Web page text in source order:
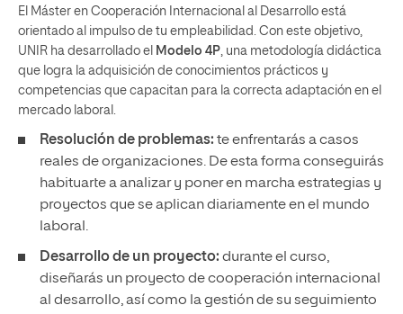
El Máster en Cooperación Internacional al Desarrollo está
orientado al impulso de tu empleabilidad. Con este objetivo,
UNIR ha desarrollado el Modelo 4P, una metodología didáctica
que logra la adquisición de conocimientos prácticos y
competencias que capacitan para la correcta adaptación en el
mercado laboral.
Resolución de problemas: te enfrentarás a casos
reales de organizaciones. De esta forma conseguirás
habituarte a analizar y poner en marcha estrategias y
proyectos que se aplican diariamente en el mundo
laboral.
Desarrollo de un proyecto: durante el curso,
diseñarás un proyecto de cooperación internacional
al desarrollo, así como la gestión de su seguimiento